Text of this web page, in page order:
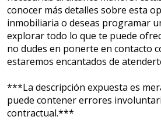
conocer más detalles sobre esta
inmobiliaria o deseas programar
explorar todo lo que te puede
no dudes en ponerte en contacto
estaremos encantados de
***La descripción expuesta es
puede contener errores
contractual.***